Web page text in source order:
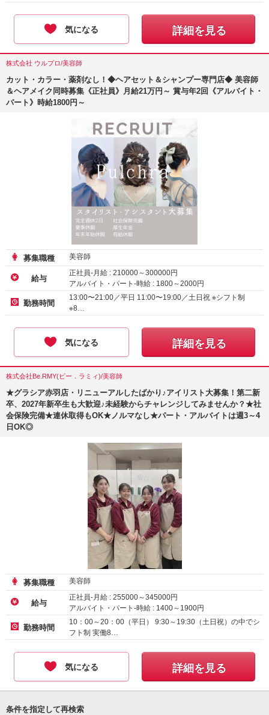
気になる 詳細を見る
株式会社 ウルプロ/美容師
カット・カラー・薬剤なし！◆ヘアセット＆シャンプー専門店◆ 美容師
＆ヘアメイク同時募集《正社員》月給21万円～ 賞与年2回《アルバイト・
パート》時給1800円～
募集職種 美容師
給与
正社員-月給 : 210000～300000円
アルバイト・パート-時給 : 1800～2000円
業務委託
勤務時間
13:00〜21:00／平日 11:00〜19:00／土日祝 ※シフト制
※8…
気になる 詳細を見る
株式会社Be.RMY(ビー．ラミィ)/美容師
★グラシア赤羽店・リニューアルしたばかり♪アイリスト大募集！第二新
卒、2027年新卒生も大歓迎♪未経験からチャレンジしてみませんか？★社
会保険完備★連休取得もOK★ノルマなし★パート・アルバイトは週3～4
日OK◎
募集職種 美容師
給与
正社員-月給 : 255000～345000円
アルバイト・パート-時給 : 1400～ 1900円
正社員（新卒）-月給 230000円～
勤務時間
10：00～20：00（平日） 9:30～19:30（土日祝）の中でシ
フト制 実働8…
気になる 詳細を見る
条件を指定して再検索